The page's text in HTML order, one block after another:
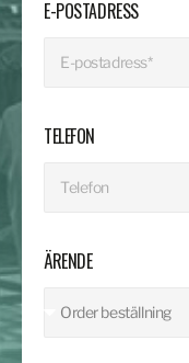
E-POSTADRESS
TELEFON
ÄRENDE